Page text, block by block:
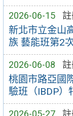
2026-06-15 註
新北市立金山
族 藝能班第2
2026-06-08 註
桃園市路亞國
驗班（IBDP）
2026-05-27 註